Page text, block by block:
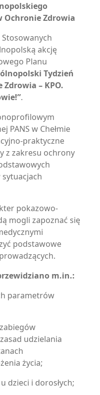
Ochronie Zdrowia
akcję
Planu
Tydzień
– KPO.
.
PANS w Chełmie
praktyczne
z zakresu ochrony
pokazowo-
mogli zapoznać się
podstawowe
m.in.:
parametrów
udzielania
życia;
dzieci i dorosłych;